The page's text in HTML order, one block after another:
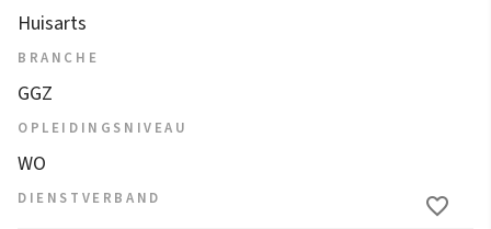
Huisarts
BRANCHE
GGZ
OPLEIDINGSNIVEAU
WO
DIENSTVERBAND